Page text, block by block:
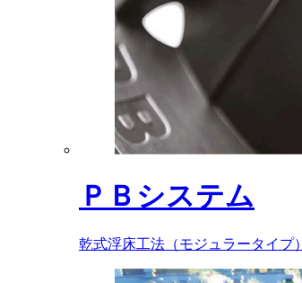
ＰＢシステム
乾式浮床工法（モジュラータイプ）